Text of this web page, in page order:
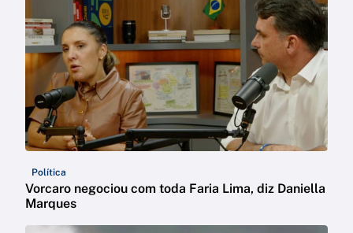
Política
Vorcaro negociou com toda Faria Lima, diz Daniella
Marques